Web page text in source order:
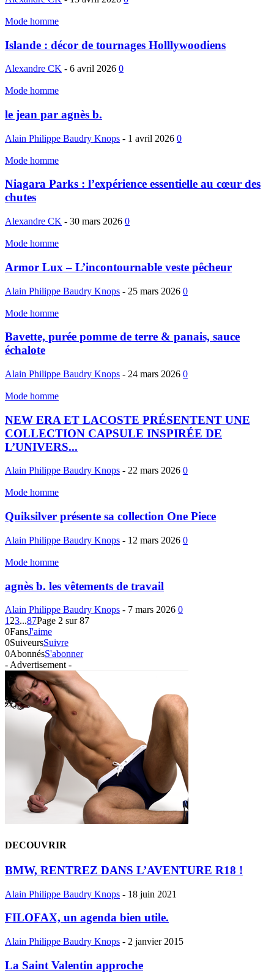
Mode homme
Islande : décor de tournages Holllywoodiens
Alexandre CK - 6 avril 2026 0
Mode homme
le jean par agnès b.
Alain Philippe Baudry Knops - 1 avril 2026 0
Mode homme
Niagara Parks : l’expérience essentielle au cœur des
chutes
Alexandre CK - 30 mars 2026 0
Mode homme
Armor Lux – L’incontournable veste pêcheur
Alain Philippe Baudry Knops - 25 mars 2026 0
Mode homme
Bavette, purée pomme de terre & panais, sauce
échalote
Alain Philippe Baudry Knops - 24 mars 2026 0
Mode homme
NEW ERA ET LACOSTE PRÉSENTENT UNE
COLLECTION CAPSULE INSPIRÉE DE
L’UNIVERS...
Alain Philippe Baudry Knops - 22 mars 2026 0
Mode homme
Quiksilver présente sa collection One Piece
Alain Philippe Baudry Knops - 12 mars 2026 0
Mode homme
agnès b. les vêtements de travail
Alain Philippe Baudry Knops - 7 mars 2026 0
1 23...87Page 2 sur 87
0FansJ'aime
0SuiveursSuivre
0AbonnésS'abonner
- Advertisement -
DECOUVRIR
BMW, RENTREZ DANS L’AVENTURE R18 !
Alain Philippe Baudry Knops - 18 juin 2021
FILOFAX, un agenda bien utile.
Alain Philippe Baudry Knops - 2 janvier 2015
La Saint Valentin approche